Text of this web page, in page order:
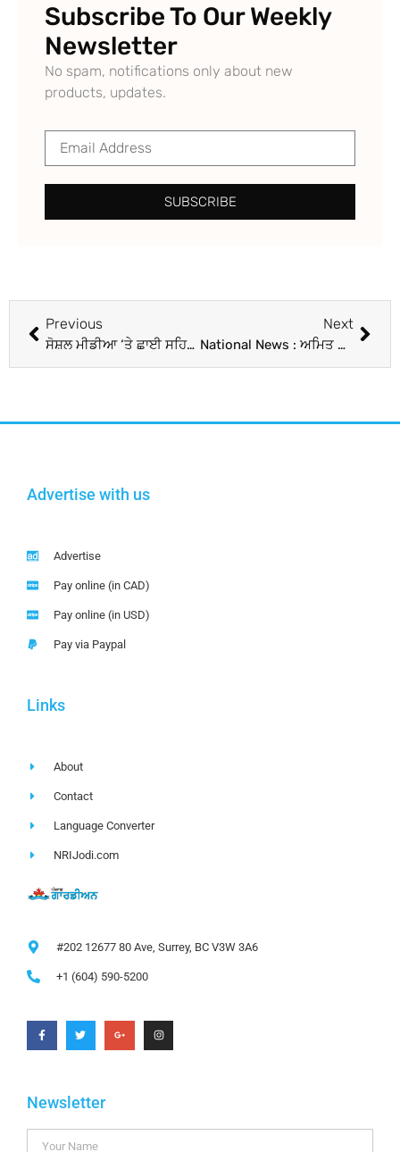
Subscribe To Our Weekly
Newsletter
No spam, notifications only about new
products, updates.
SUBSCRIBE
Previous
ਸੋਸ਼ਲ ਮੀਡੀਆ ‘ਤੇ ਛਾਈ ਸਹਿਨਾਜ਼ ਗਿੱਲ ਅਤੇ ਗੁਰੂ ਰੰਧਾਵਾ ਦੀ ਰੋਮਾਂਟਿਕ ਕਮਿਸਟਰੀ, ਯੂਜ਼ਰ ਬੋਲੇ, ‘ਕੀ ਚੱਲ ਰਿਹਾ ਹੈ’
Next
National News : ਅਮਿਤ ਸ਼ਾਹ ‘ਤੇ ਇਤਰਾਜ਼ਯੋਗ ਟਿੱਪਣੀ ਨੂੰ ਲੈ ਕੇ ਰਾਹੁਲ ਗਾਂਧੀ ਨੂੰ ਸੰਮਨ ਜਾਰੀ
Advertise with us
Advertise
Pay online (in CAD)
Pay online (in USD)
Pay via Paypal
Links
About
Contact
Language Converter
NRIJodi.com
#202 12677 80 Ave, Surrey, BC V3W 3A6
+1 (604) 590-5200
Newsletter